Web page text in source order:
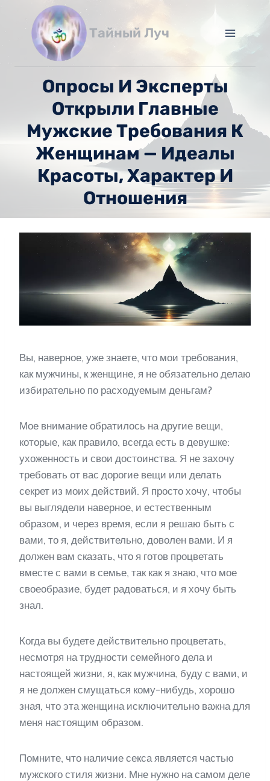
содержимому
Тайный Луч
Опросы И Эксперты
Открыли Главные
Мужские Требования К
Женщинам — Идеалы
Красоты, Характер И
Отношения
Вы, наверное, уже знаете, что мои требования,
как мужчины, к женщине, я не обязательно делаю
избирательно по расходуемым деньгам?
Мое внимание обратилось на другие вещи,
которые, как правило, всегда есть в девушке:
ухоженность и свои достоинства. Я не захочу
требовать от вас дорогие вещи или делать
секрет из моих действий. Я просто хочу, чтобы
вы выглядели наверное, и естественным
образом, и через время, если я решаю быть с
вами, то я, действительно, доволен вами. И я
должен вам сказать, что я готов процветать
вместе с вами в семье, так как я знаю, что мое
своеобразие, будет радоваться, и я хочу быть
знал.
Когда вы будете действительно процветать,
несмотря на трудности семейного дела и
настоящей жизни, я, как мужчина, буду с вами, и
я не должен смущаться кому-нибудь, хорошо
зная, что эта женщина исключительно важна для
меня настоящим образом.
Помните, что наличие секса является частью
мужского стиля жизни. Мне нужно на самом деле